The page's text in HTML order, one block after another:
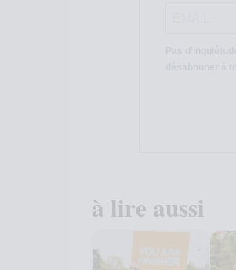
à lire aussi